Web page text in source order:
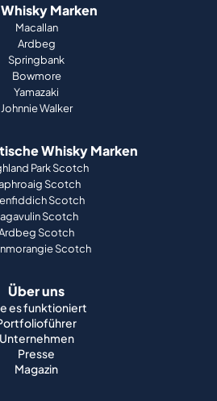
Marken
Macallan
Ardbeg
Springbank
Bowmore
Yamazaki
Johnnie Walker
Whisky Marken
Park Scotch
Scotch
Scotch
Scotch
Scotch
Scotch
Über uns
es funktioniert
Unternehmen
Presse
Magazin